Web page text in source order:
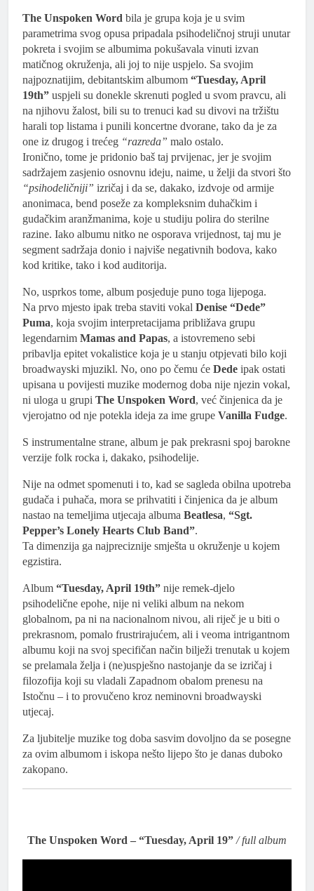
The Unspoken Word bila je grupa koja je u svim
parametrima svog opusa pripadala psihodeličnoj struji unutar
pokreta i svojim se albumima pokušavala vinuti izvan
matičnog okruženja, ali joj to nije uspjelo. Sa svojim
najpoznatijim, debitantskim albumom “Tuesday, April
19th” uspjeli su donekle skrenuti pogled u svom pravcu, ali
na njihovu žalost, bili su to trenuci kad su divovi na tržištu
harali top listama i punili koncertne dvorane, tako da je za
one iz drugog i trećeg “razreda” malo ostalo.
Ironično, tome je pridonio baš taj prvijenac, jer je svojim
sadržajem zasjenio osnovnu ideju, naime, u želji da stvori što
“psihodeličniji” izričaj i da se, dakako, izdvoje od armije
anonimaca, bend poseže za kompleksnim duhačkim i
gudačkim aranžmanima, koje u studiju polira do sterilne
razine. Iako albumu nitko ne osporava vrijednost, taj mu je
segment sadržaja donio i najviše negativnih bodova, kako
kod kritike, tako i kod auditorija.
No, usprkos tome, album posjeduje puno toga lijepoga.
Na prvo mjesto ipak treba staviti vokal Denise “Dede”
Puma, koja svojim interpretacijama približava grupu
legendarnim Mamas and Papas, a istovremeno sebi
pribavlja epitet vokalistice koja je u stanju otpjevati bilo koji
broadwayski mjuzikl. No, ono po čemu će Dede ipak ostati
upisana u povijesti muzike modernog doba nije njezin vokal,
ni uloga u grupi The Unspoken Word, već činjenica da je
vjerojatno od nje potekla ideja za ime grupe Vanilla Fudge.
S instrumentalne strane, album je pak prekrasni spoj barokne
verzije folk rocka i, dakako, psihodelije.
Nije na odmet spomenuti i to, kad se sagleda obilna upotreba
gudača i puhača, mora se prihvatiti i činjenica da je album
nastao na temeljima utjecaja albuma Beatlesa, “Sgt.
Pepper’s Lonely Hearts Club Band”.
Ta dimenzija ga najpreciznije smješta u okruženje u kojem
egzistira.
Album “Tuesday, April 19th” nije remek-djelo
psihodelične epohe, nije ni veliki album na nekom
globalnom, pa ni na nacionalnom nivou, ali riječ je u biti o
prekrasnom, pomalo frustrirajućem, ali i veoma intrigantnom
albumu koji na svoj specifičan način bilježi trenutak u kojem
se prelamala želja i (ne)uspješno nastojanje da se izričaj i
filozofija koji su vladali Zapadnom obalom prenesu na
Istočnu – i to provučeno kroz neminovni broadwayski
utjecaj.
Za ljubitelje muzike tog doba sasvim dovoljno da se posegne
za ovim albumom i iskopa nešto lijepo što je danas duboko
zakopano.
The Unspoken Word – “Tuesday, April 19” / full album